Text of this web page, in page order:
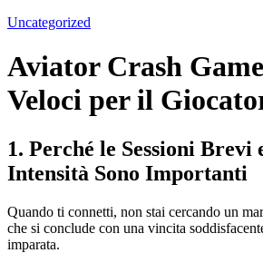
Uncategorized
Aviator Crash
Veloci per il
1. Perché le Sessioni Brevi
Intensità Sono Importanti
Quando ti connetti, non stai cercando un
che si conclude con una vincita
imparata.